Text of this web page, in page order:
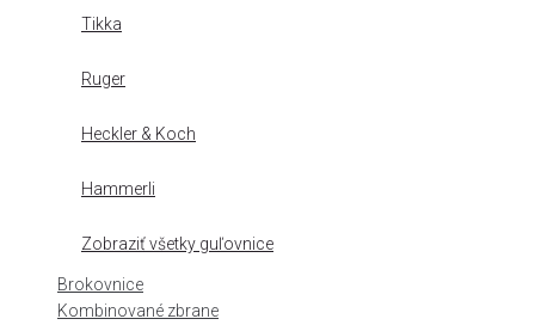
Tikka
Ruger
Heckler & Koch
Hammerli
Zobraziť všetky guľovnice
Brokovnice
Kombinované zbrane